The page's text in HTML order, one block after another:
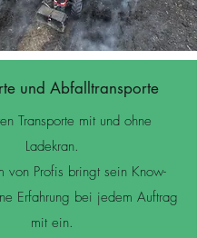
und Abfalltransporte
Transporte mit und ohne
Ladekran.
von Profis bringt sein Know-
Erfahrung bei jedem Auftrag
mit ein.